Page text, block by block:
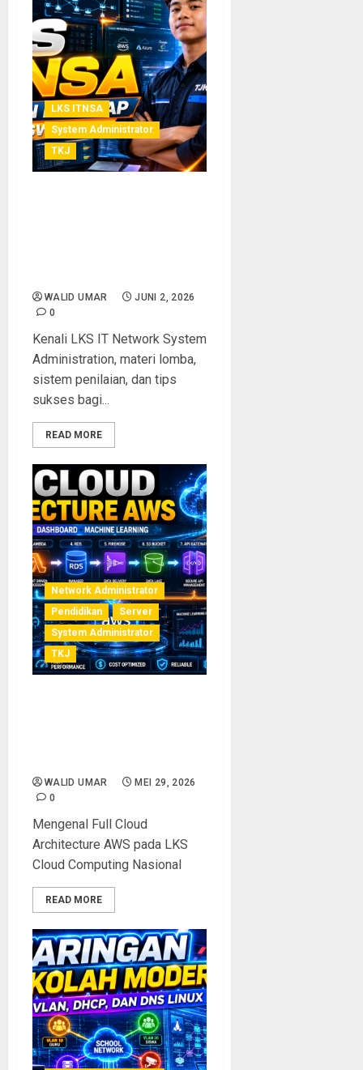
LKS ITNSA
System Administrator
TKJ
WALID UMAR
JUNI 2, 2026
0
Kenali LKS IT Network System
Administration, materi lomba,
sistem penilaian, dan tips
sukses bagi...
READ MORE
Network Administrator
Pendidikan
Server
System Administrator
TKJ
WALID UMAR
MEI 29, 2026
0
Mengenal Full Cloud
Architecture AWS pada LKS
Cloud Computing Nasional
READ MORE